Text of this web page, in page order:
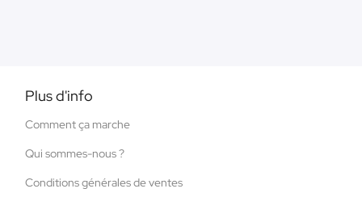
Plus d'info
Comment ça marche
Qui sommes-nous ?
Conditions générales de ventes